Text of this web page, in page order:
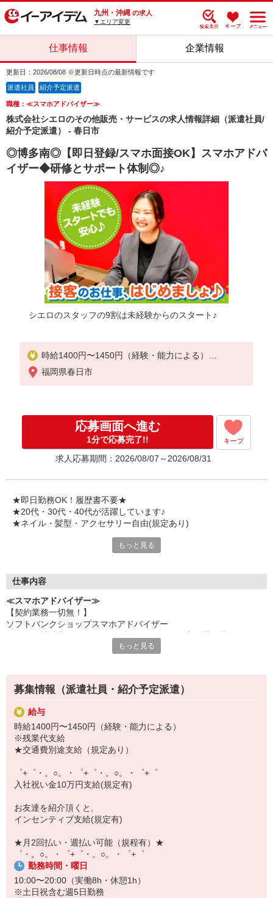
九州・沖縄 の求人
▼エリア変更
仕事情報 企業情報
更新日：2026/08/08 ※更新日時点の最新情報です
派遣社員 紹介予定派遣
職種：≪スマホアドバイザー≫
株式会社シエロのその他販売・サービスの求人情報詳細（派遣社員/
紹介予定派遣） - 春日市
◎博多南◎【即日登録/スマホ面接OK】スマホアドバ
イザー◆研修とサポート体制◎♪
シエロのスタッフの9割は未経験からのスタート♪
時給1400円〜1450円（経験・能力による）
※残業代支給
★交通費別途支給（規定あり）
入社祝い金10万円支給(規定有)
お友達を紹介頂くと,
インセンティブ支給(規定有)
゜・。○。・゜+゜・。○。・゜+゜
福岡県春日市
応募画面へ進む
1分で応募完了!! キープ
求人応募期間：2026/08/07～2026/08/31
★即日勤務OK！履歴書不要★
★20代・30代・40代が活躍しています♪
★ネイル・髪型・アクセサリー自由(規定あり)
シエロのご紹介するお店は、
優しい人間関係がある場所ばかり！
【選べるお仕事いろいろ】
￣￣￣￣￣￣￣￣￣￣￣
事務、経理、データ入力、コールセンター、受付
機械/食品製造・梱包・仕分け・加工・組立・検査
▼美容系
眉毛サロンのアイブロウ・ネイリスト・エステ
▼営業・販売
法人営業・アパレル販売・個別指導塾・人材紹介
▼人気案件も多数♪
短期・期間限定・オープニング・官公庁案件
上場/優良/大手企業など
【スマホ面接実施中】
￣￣￣￣￣￣￣￣￣
自宅に居ながらスマホでカンタン面接OK！
オンライン面談なのでスピード対応。
即日登録もOK♪
気になった方はお気軽にご相談ください！
もっと見る
仕事内容
≪スマホアドバイザー≫
【契約業務一切無！】
ソフトバンクショップスマホアドバイザー
※未経験大歓迎、幅広い年齢層活躍！
もっと見る
募集情報（派遣社員・紹介予定派遣）
給与
時給1400円〜1450円（経験・能力による）
※残業代支給
★交通費別途支給（規定あり）
゜+゜・。○。・゜+゜・。○。・゜+゜
入社祝い金10万円支給(規定有)
お友達を紹介頂くと,
インセンティブ支給(規定有)
★月2回払い・週払い可能（規程有）★
゜・。○。・゜+゜・。○。・゜+゜
勤務時間・曜日
10:00〜20:00（実働8h・休憩1h）
※土日祝含む週5日勤務